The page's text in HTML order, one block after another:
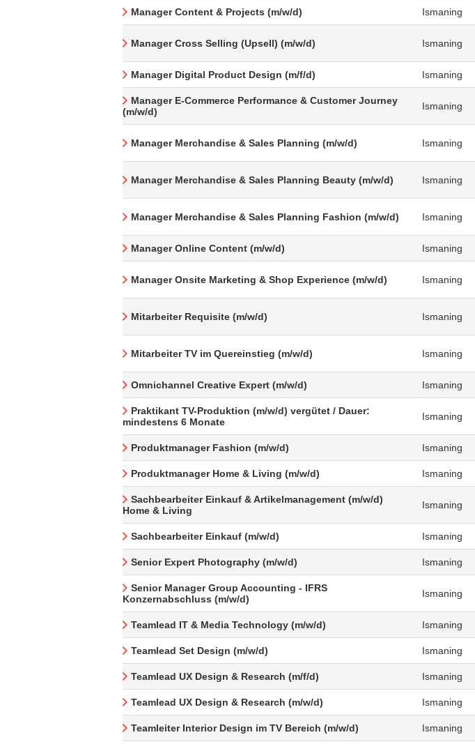
Manager Content & Projects (m/w/d) Ismaning
Manager Cross Selling (Upsell) (m/w/d) Ismaning
Manager Digital Product Design (m/f/d) Ismaning
Manager E-Commerce Performance & Customer Journey
(m/w/d)
Ismaning
Manager Merchandise & Sales Planning (m/w/d) Ismaning
Manager Merchandise & Sales Planning Beauty (m/w/d) Ismaning
Manager Merchandise & Sales Planning Fashion (m/w/d) Ismaning
Manager Online Content (m/w/d) Ismaning
Manager Onsite Marketing & Shop Experience (m/w/d) Ismaning
Mitarbeiter Requisite (m/w/d) Ismaning
Mitarbeiter TV im Quereinstieg (m/w/d) Ismaning
Omnichannel Creative Expert (m/w/d) Ismaning
Praktikant TV-Produktion (m/w/d) vergütet / Dauer:
mindestens 6 Monate
Ismaning
Produktmanager Fashion (m/w/d) Ismaning
Produktmanager Home & Living (m/w/d) Ismaning
Sachbearbeiter Einkauf & Artikelmanagement (m/w/d)
Home & Living
Ismaning
Sachbearbeiter Einkauf (m/w/d) Ismaning
Senior Expert Photography (m/w/d) Ismaning
Senior Manager Group Accounting - IFRS
Konzernabschluss (m/w/d)
Ismaning
Teamlead IT & Media Technology (m/w/d) Ismaning
Teamlead Set Design (m/w/d) Ismaning
Teamlead UX Design & Research (m/f/d) Ismaning
Teamlead UX Design & Research (m/w/d) Ismaning
Teamleiter Interior Design im TV Bereich (m/w/d) Ismaning